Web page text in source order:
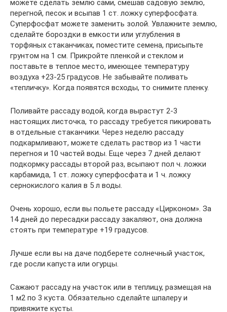
можете сделать землю сами, смешав садовую землю,
перегной, песок и всыпав 1 ст. ложку суперфосфата.
Суперфосфат можете заменить золой. Увлажните землю,
сделайте бороздки в емкости или углубления в
торфяных стаканчиках, поместите семена, присыпьте
грунтом на 1 см. Прикройте пленкой и стеклом и
поставьте в теплое место, имеющее температуру
воздуха +23-25 градусов. Не забывайте поливать
«тепличку». Когда появятся всходы, то снимите пленку.
Поливайте рассаду водой, когда вырастут 2-3
настоящих листочка, то рассаду требуется пикировать
в отдельные стаканчики. Через неделю рассаду
подкармливают, можете сделать раствор из 1 части
перегноя и 10 частей воды. Еще через 7 дней делают
подкормку рассады второй раз, всыпают пол ч. ложки
карбамида, 1 ст. ложку суперфосфата и 1 ч. ложку
сернокислого калия в 5 л воды.
Очень хорошо, если вы польете рассаду «Цирконом». За
14 дней до пересадки рассаду закаляют, она должна
стоять при температуре +19 градусов.
Лучше если вы на даче подберете солнечный участок,
где росли капуста или огурцы.
Сажают рассаду на участок или в теплицу, размещая на
1 м2 по 3 куста. Обязательно сделайте шпалеру и
привяжите кусты.